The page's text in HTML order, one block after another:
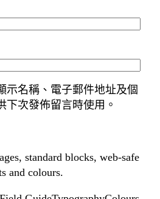
示名稱、電子郵件地址及個
下次發佈留言時使用。
standard blocks, web-safe
and colours.